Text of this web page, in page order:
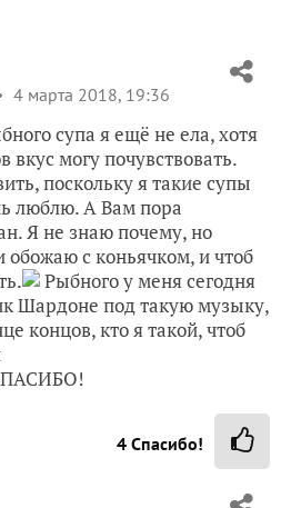
4 марта 2018, 19:36
супа я ещё не ела, хотя
вкус могу почувствовать.
поскольку я такие супы
люблю. А Вам пора
Я не знаю почему, но
с коньячком, и чтоб
Рыбного у меня сегодня
Шардоне под такую музыку,
концов, кто я такой, чтоб
4 Спасибо!